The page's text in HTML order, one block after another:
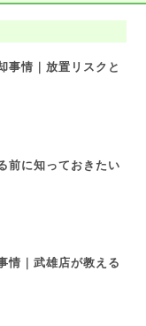
事情｜放置リスクと
前に知っておきたい
情｜武雄店が教える